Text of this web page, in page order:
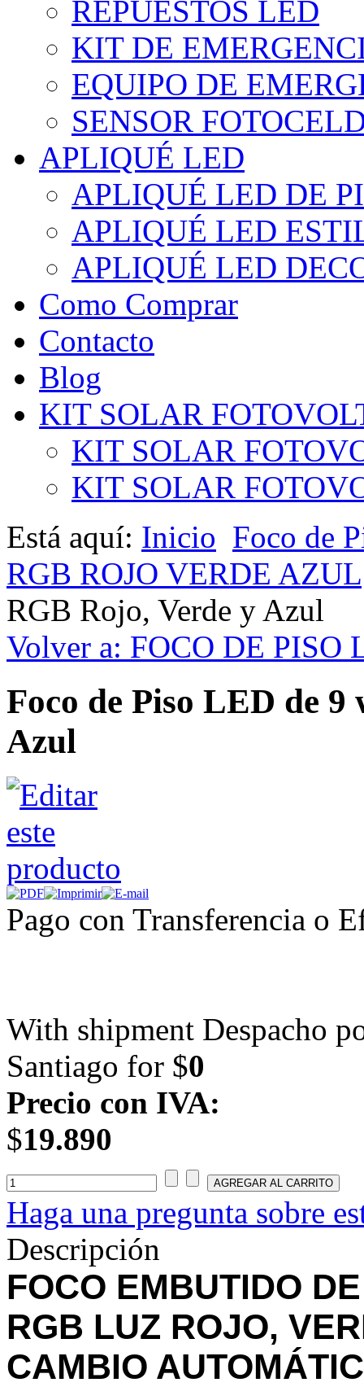
REPUESTOS LED
KIT DE
EQUIPO DE
SENSOR
APLIQUÉ LED
APLIQUÉ LED DE
APLIQUÉ LED
APLIQUÉ LED
Como Comprar
Contacto
Blog
KIT SOLAR
KIT SOLAR
KIT SOLAR
Está aquí: Inicio Foco de
RGB ROJO VERDE AZUL
RGB Rojo, Verde y Azul
Volver a: FOCO DE PISO
Foco de Piso LED de
Azul
Pago con Transferencia o
With shipment Despacho
Santiago for $0
Precio con IVA:
$19.890
Haga una pregunta sobre
Descripción
FOCO EMBUTIDO
RGB LUZ ROJO,
CAMBIO